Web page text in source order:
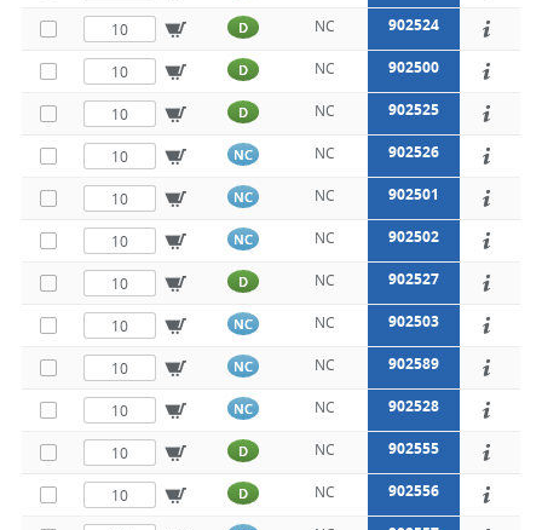
D NC 902524
D NC 902500
D NC 902525
NC NC 902526
NC NC 902501
NC NC 902502
D NC 902527
NC NC 902503
NC NC 902589
NC NC 902528
D NC 902555
D NC 902556